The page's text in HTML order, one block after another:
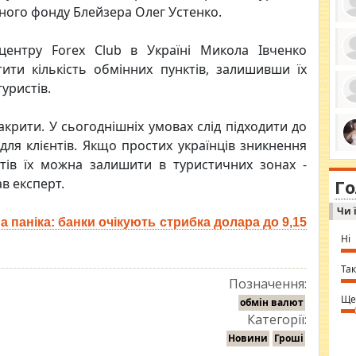
фонду Блейзера Олег Устенко.
Forex Club в Україні Микола Івченко
кількість обмінних пунктів, залишивши їх
У сьогоднішніх умовах слід підходити до
клієнтів. Якщо простих українців зникнення
їх можна залишити в туристичних зонах -
експерт.
паніка: банки очікують стрибка долара до 9,15
Позначення:
обмін валют
Категорії:
Новини Гроші
за
ми
in
⇒
Чи
Ні
Так
Ще